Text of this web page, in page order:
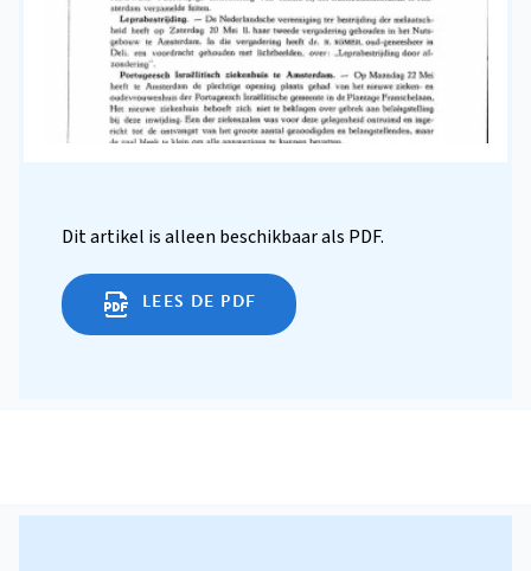
Dit artikel is alleen beschikbaar als PDF.
LEES DE PDF